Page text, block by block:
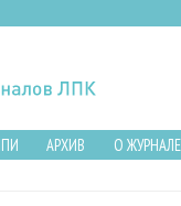
АРХИВ О ЖУРНАЛЕ